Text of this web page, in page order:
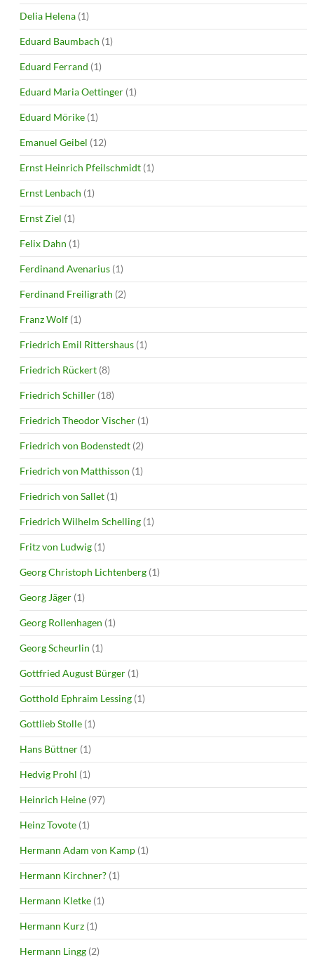
Delia Helena (1)
Eduard Baumbach (1)
Eduard Ferrand (1)
Eduard Maria Oettinger (1)
Eduard Mörike (1)
Emanuel Geibel (12)
Ernst Heinrich Pfeilschmidt (1)
Ernst Lenbach (1)
Ernst Ziel (1)
Felix Dahn (1)
Ferdinand Avenarius (1)
Ferdinand Freiligrath (2)
Franz Wolf (1)
Friedrich Emil Rittershaus (1)
Friedrich Rückert (8)
Friedrich Schiller (18)
Friedrich Theodor Vischer (1)
Friedrich von Bodenstedt (2)
Friedrich von Matthisson (1)
Friedrich von Sallet (1)
Friedrich Wilhelm Schelling (1)
Fritz von Ludwig (1)
Georg Christoph Lichtenberg (1)
Georg Jäger (1)
Georg Rollenhagen (1)
Georg Scheurlin (1)
Gottfried August Bürger (1)
Gotthold Ephraim Lessing (1)
Gottlieb Stolle (1)
Hans Büttner (1)
Hedvig Prohl (1)
Heinrich Heine (97)
Heinz Tovote (1)
Hermann Adam von Kamp (1)
Hermann Kirchner? (1)
Hermann Kletke (1)
Hermann Kurz (1)
Hermann Lingg (2)